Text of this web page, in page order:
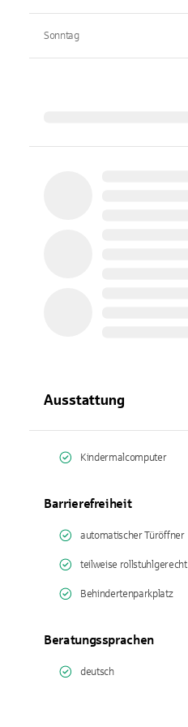
Sonntag
Ausstattung
Kindermalcomputer
Barrierefreiheit
automatischer Türöffner
teilweise rollstuhlgerecht
Behindertenparkplatz
Beratungssprachen
deutsch